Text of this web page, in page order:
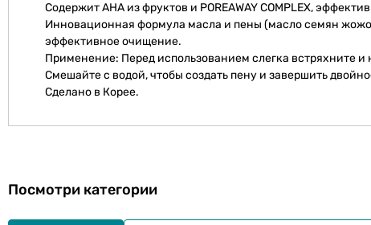
Содержит AHA из фруктов и POREAWAY COMPLEX,
Инновационная формула масла и пены (масло семян
эффективное очищение.
Применение: Перед использованием слегка встряхните
Смешайте с водой, чтобы создать пену и завершить
Сделано в Корее.
Посмотри категории